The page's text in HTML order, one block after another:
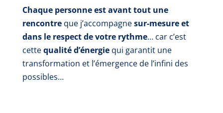
Chaque personne est avant tout une
rencontreque j’accompagnesur-mesure et
dans le respect de votre rythme… car c’est
cettequalité d’énergiequi garantit une
transformation et l’émergence de l’infini des
possibles…